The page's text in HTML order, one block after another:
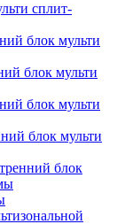
сплит-
блок мульти
блок мульти
блок мульти
блок мульти
блок